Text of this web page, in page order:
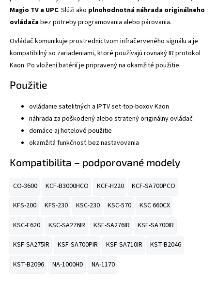
Magio TV a UPC. Slúži ako plnohodnotná náhrada originálneho
ovládačabez potreby programovania alebo párovania.
Ovládač komunikuje prostredníctvom infračerveného signálu a je
kompatibilný so zariadeniami, ktoré používajú rovnaký IR protokol
Kaon. Po vložení batérií je pripravený na okamžité použitie.
Použitie
ovládanie satelitných a IPTV set-top-boxov Kaon
náhrada za poškodený alebo stratený originálny ovládač
domáce aj hotelové použitie
okamžitá funkčnosť bez nastavovania
Kompatibilita – podporované modely
CO-3600 KCF-B3000HCO KCF-H220 KCF-SA700PCO
KFS-200 KFS-230 KSC-230 KSC-570 KSC 660CX
KSC-E620 KSC-SA276IR KSF-SA276IR KSF-SA700IR
KSF-SA275IR KSF-SA700PIR KSF-SA710IR KST-B2046
KST-B2096 NA-1000HD NA-1170